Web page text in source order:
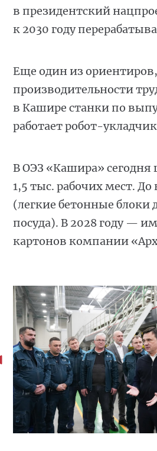
в президентский
к 2030 году
Еще один из
производительности
в Кашире станки по
работает робот-
В ОЭЗ «Кашира» сегодня
1,5 тыс. рабочих мест.
(легкие бетонные блоки
посуда). В 2028 году —
картонов компании